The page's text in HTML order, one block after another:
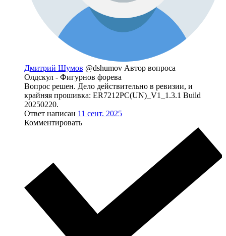
Дмитрий Шумов @dshumov Автор вопроса
Олдскул - Фигурнов форева
Вопрос решен. Дело действительно в ревизии, и
крайняя прошивка: ER7212PC(UN)_V1_1.3.1 Build
20250220.
Ответ написан 11 сент. 2025
Комментировать